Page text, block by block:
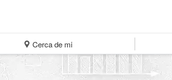
Cerca de mi